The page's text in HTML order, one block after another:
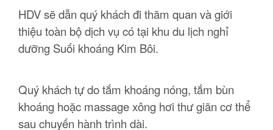
HDV sẽ dẫn quý khách đi thăm quan và giới
thiệu toàn bộ dịch vụ có tại khu du lịch nghỉ
dưỡng Suối khoáng Kim Bôi.
Quý khách tự do tắm khoáng nóng, tắm bùn
khoáng hoặc massage xông hơi thư giãn cơ thể
sau chuyến hành trình dài.